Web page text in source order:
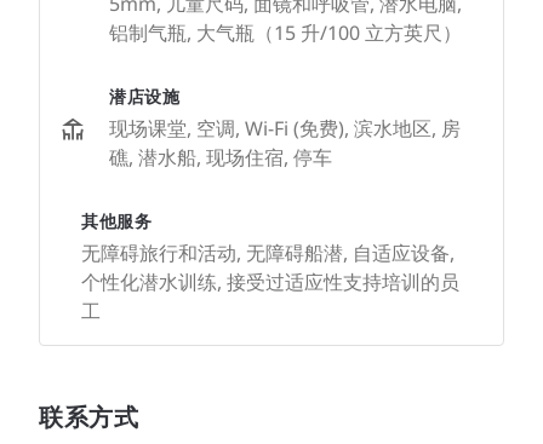
铝制气瓶, 大气瓶（15 升/100 立方英尺）
潜店设施
现场课堂, 空调, Wi-Fi (免费), 滨水地区, 房
礁, 潜水船, 现场住宿, 停车
其他服务
无障碍旅行和活动, 无障碍船潜, 自适应设备,
个性化潜水训练, 接受过适应性支持培训的员
工
联系方式